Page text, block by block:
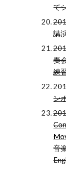
て
講
奏
練
ン
音